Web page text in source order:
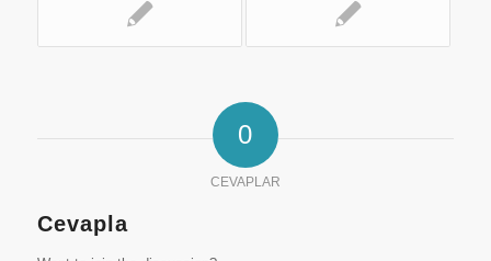
0
CEVAPLAR
Cevapla